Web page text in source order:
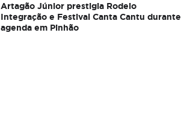
Artagão Júnior prestigia Rodeio
Integração e Festival Canta Cantu durante
agenda em Pinhão